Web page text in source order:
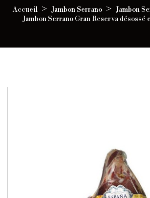
Accueil Jambon Serrano
Jambon
Jambon Serrano Gran Reserva désossé